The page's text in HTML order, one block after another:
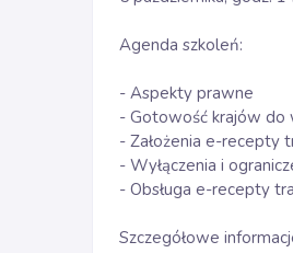
Agenda szkoleń:
- Aspekty prawne
- Gotowość krajów do
- Założenia e-recepty
- Wyłączenia i
- Obsługa e-recepty
Szczegółowe